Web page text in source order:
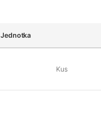
Jednotka
Kus